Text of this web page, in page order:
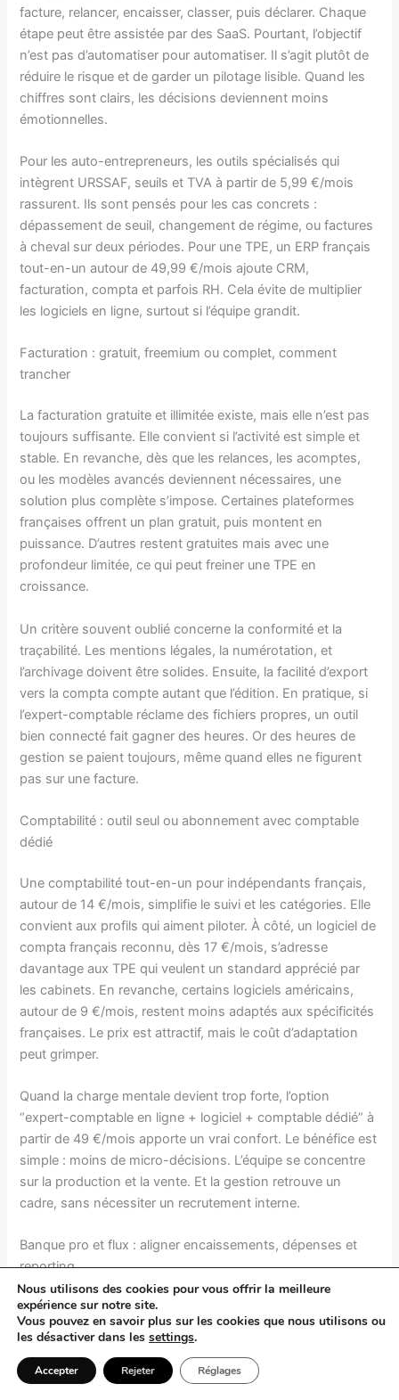
facture, relancer, encaisser, classer, puis déclarer. Chaque
étape peut être assistée par des SaaS. Pourtant, l’objectif
n’est pas d’automatiser pour automatiser. Il s’agit plutôt de
réduire le risque et de garder un pilotage lisible. Quand les
chiffres sont clairs, les décisions deviennent moins
émotionnelles.
Pour les auto-entrepreneurs, les outils spécialisés qui
intègrent URSSAF, seuils et TVA à partir de 5,99 €/mois
rassurent. Ils sont pensés pour les cas concrets :
dépassement de seuil, changement de régime, ou factures
à cheval sur deux périodes. Pour une TPE, un ERP français
tout-en-un autour de 49,99 €/mois ajoute CRM,
facturation, compta et parfois RH. Cela évite de multiplier
les logiciels en ligne, surtout si l’équipe grandit.
Facturation : gratuit, freemium ou complet, comment
trancher
La facturation gratuite et illimitée existe, mais elle n’est pas
toujours suffisante. Elle convient si l’activité est simple et
stable. En revanche, dès que les relances, les acomptes,
ou les modèles avancés deviennent nécessaires, une
solution plus complète s’impose. Certaines plateformes
françaises offrent un plan gratuit, puis montent en
puissance. D’autres restent gratuites mais avec une
profondeur limitée, ce qui peut freiner une TPE en
croissance.
Un critère souvent oublié concerne la conformité et la
traçabilité. Les mentions légales, la numérotation, et
l’archivage doivent être solides. Ensuite, la facilité d’export
vers la compta compte autant que l’édition. En pratique, si
l’expert-comptable réclame des fichiers propres, un outil
bien connecté fait gagner des heures. Or des heures de
gestion se paient toujours, même quand elles ne figurent
pas sur une facture.
Comptabilité : outil seul ou abonnement avec comptable
dédié
Une comptabilité tout-en-un pour indépendants français,
autour de 14 €/mois, simplifie le suivi et les catégories. Elle
convient aux profils qui aiment piloter. À côté, un logiciel de
compta français reconnu, dès 17 €/mois, s’adresse
davantage aux TPE qui veulent un standard apprécié par
les cabinets. En revanche, certains logiciels américains,
autour de 9 €/mois, restent moins adaptés aux spécificités
françaises. Le prix est attractif, mais le coût d’adaptation
peut grimper.
Quand la charge mentale devient trop forte, l’option
“expert-comptable en ligne + logiciel + comptable dédié” à
partir de 49 €/mois apporte un vrai confort. Le bénéfice est
simple : moins de micro-décisions. L’équipe se concentre
sur la production et la vente. Et la gestion retrouve un
cadre, sans nécessiter un recrutement interne.
Banque pro et flux : aligner encaissements, dépenses et
reporting
Le compte pro influence la qualité du reporting. Une
néobanque leader pour freelances et TPE, dès 9 €/mois,
cartes. Une néobanque européenne avec cashback et
Nous utilisons des cookies pour vous offrir la meilleure
expérience sur notre site.
Vous pouvez en savoir plus sur les cookies que nous utilisons ou
les désactiver dans les settings.
Accepter Rejeter Réglages